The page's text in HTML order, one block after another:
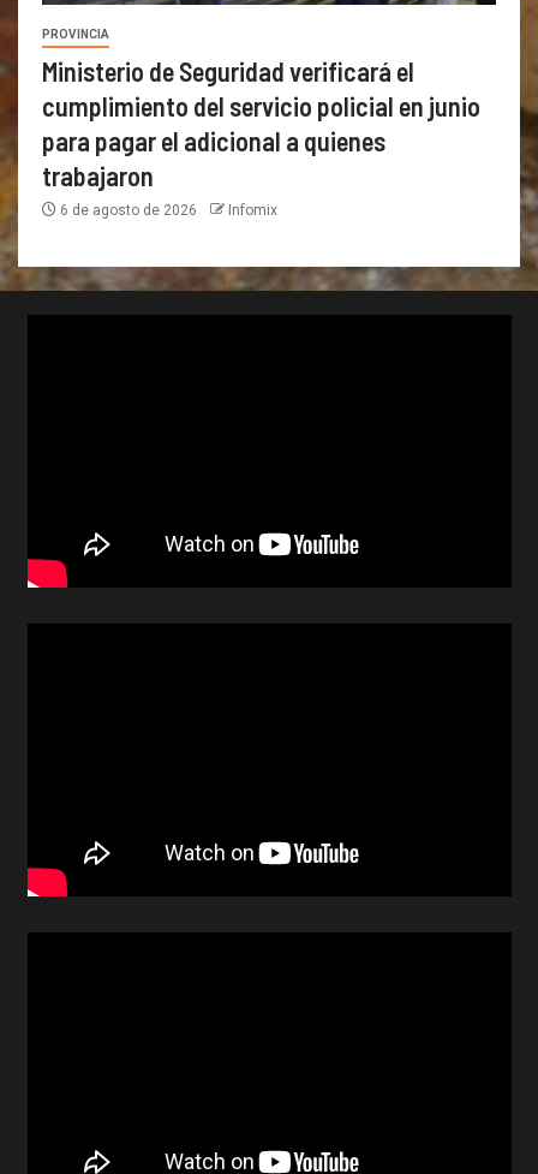
PROVINCIA
Ministerio de Seguridad verificará el
cumplimiento del servicio policial en junio
para pagar el adicional a quienes
trabajaron
6 de agosto de 2026 Infomix